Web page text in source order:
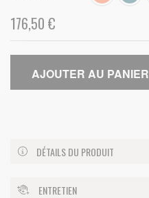
176,50 €
AJOUTER AU PANIER
DÉTAILS DU PRODUIT
ENTRETIEN